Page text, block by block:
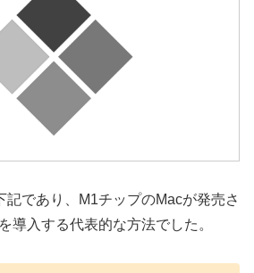
記であり、M1チップのMacが発売さ
導入する代表的な方法でした。